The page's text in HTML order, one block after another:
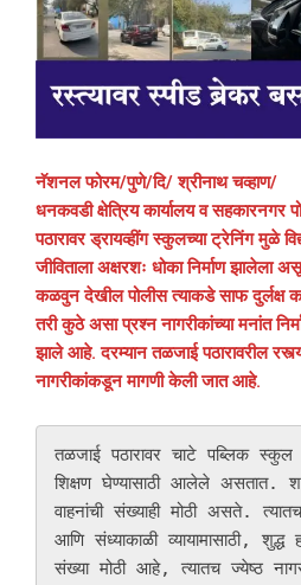
नॅशनल फोरम/पुणे/दि/ श्रीनाथ चव्हाण/
धनकवडी क्षेत्रिय कार्यालय व सहकारनगर
पठारावर ड्रायव्हींग स्कुलच्या ट्रेनिंग मुळे
जीविताला अक्षरशः धोका निर्माण झालेला
कळवुन देखील पोलीस त्याकडे साफ दुर्लक्ष
तरी कुठे असा प्रश्न नागरीकांच्या मनांत
झाले आहे. दरम्यान तळजाई पठारावरील
नागरीकांकडून मागणी केली जात आहे.
तळजाई पठारावर चाटे पब्लिक स्कुल
शिक्षण घेण्यासाठी आलेले असतात.
वाहनांची संख्याही मोठी असते.
आणि संध्याकाळी व्यायामासाठी, शुद्ध
संख्या मोठी आहे, त्यातच ज्येष्ठ